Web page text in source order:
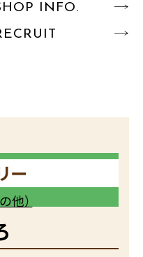
INFO.
ー
他）